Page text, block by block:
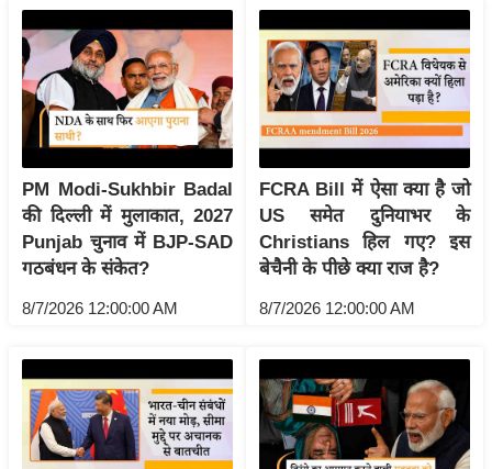
g
N
e
w
s
इ
फ
स्टा
इ
ल
क्नॉ
लॉ
जी
ब्यू
PM Modi-Sukhbir Badal
की दिल्ली में मुलाकात, 2027
Punjab चुनाव में BJP-SAD
गठबंधन के संकेत?
8/7/2026 12:00:00 AM
FCRA Bill में ऐसा क्या है जो
US समेत दुनियाभर के
Christians हिल गए? इस
बेचैनी के पीछे क्या राज है?
8/7/2026 12:00:00 AM